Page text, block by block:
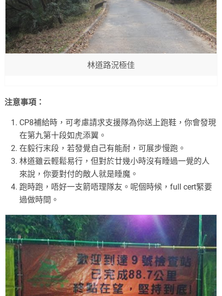
林道路況極佳
注意事項：
CP8補給時，可考慮請求支援隊為你送上跑鞋，你會發現
在第九第十段如虎添翼。
在毅行末段，若發覺自己有能耐，可展步慢跑。
林道雖云輕鬆易行，但對於廿幾小時沒有睡過一覺的人
來說，你要對付的敵人就是睡魔。
跑時跑，唔好一支箭唔理隊友。呢個時候，full cert緊要
過做時間。